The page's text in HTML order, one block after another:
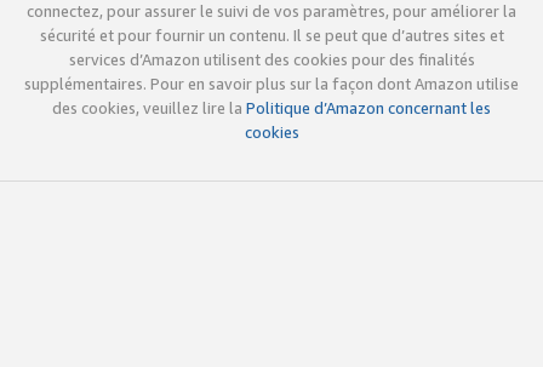
connectez, pour assurer le suivi de vos paramètres, pour améliorer la
sécurité et pour fournir un contenu. Il se peut que d’autres sites et
services d’Amazon utilisent des cookies pour des finalités
supplémentaires. Pour en savoir plus sur la façon dont Amazon utilise
des cookies, veuillez lire la Politique d’Amazon concernant les
cookies